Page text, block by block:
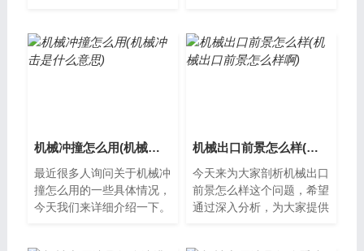
用的冲压设备...
机械产品进...
机械冲撞怎么用(机械冲击是什么意思)
最近很多人询问关于机械冲
撞怎么用的一些具体情况，
今天我们来详细介绍一下。
机械出口前景怎么样(机械出口前景怎么样啊)
今天来为大家剖析机械出口
前景怎么样这个问题，希望
通过深入分析，为大家提供